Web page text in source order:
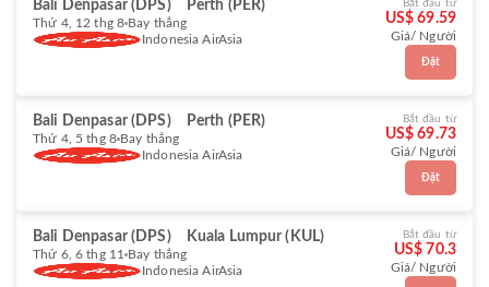
Bali Denpasar (DPS) Perth (PER)
Thứ 4, 12 thg 8 Bay thẳng
Indonesia AirAsia
Bắt đầu từ
US$ 69.59
Giá/ Người
Đặt
Bali Denpasar (DPS) Perth (PER)
Thứ 4, 5 thg 8 Bay thẳng
Indonesia AirAsia
Bắt đầu từ
US$ 69.73
Giá/ Người
Đặt
Bali Denpasar (DPS) Kuala Lumpur (KUL)
Thứ 6, 6 thg 11 Bay thẳng
Indonesia AirAsia
Bắt đầu từ
US$ 70.3
Giá/ Người